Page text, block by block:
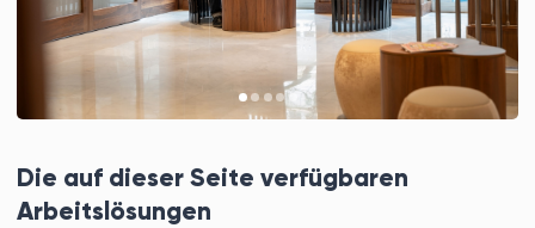
Die auf dieser Seite verfügbaren
Arbeitslösungen